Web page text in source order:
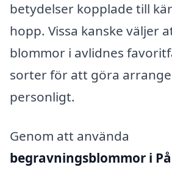
betydelser kopplade till
hopp. Vissa kanske väljer
blommor i avlidnes
sorter för att göra
personligt.
Genom att använda
begravningsblommor i